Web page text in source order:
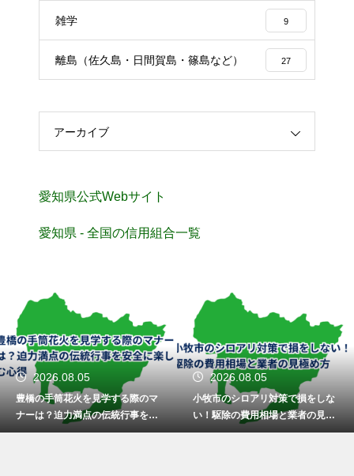
24
雑学 9
離島（佐久島・日間賀島・篠島など） 27
アーカイブ
愛知県公式Webサイト
愛知県 - 全国の信用組合一覧
2026.08.05
豊橋の手筒花火を見学する際のマ
ナーは？迫力満点の伝統行事を安
全に楽しむ心得
2026.08.05
小牧市のシロアリ対策で損をしな
い！駆除の費用相場と業者の見極
め方